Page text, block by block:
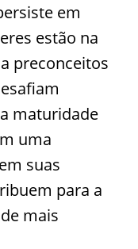
em
estão na
preconceitos
maturidade
uma
suas
para a
mais